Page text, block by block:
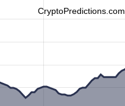
CryptoPredictions.com